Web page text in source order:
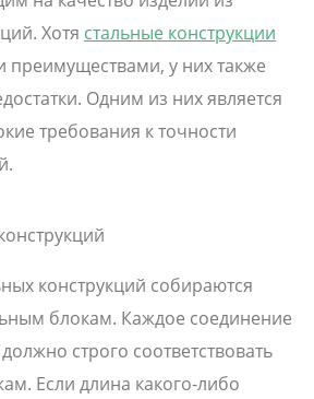
Хотя стальные конструкции
у них также
Одним из них является
требования к точности
конструкций собираются
блокам. Каждое соединение
строго соответствовать
Если длина какого-либо